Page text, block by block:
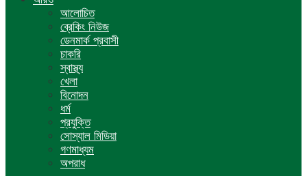
আলোচিত
ব্রেকিং নিউজ
ডেনমার্ক প্রবাসী
চাকরি
স্বাস্থ্য
খেলা
বিনোদন
ধর্ম
প্রযুক্তি
সোস্যাল মিডিয়া
গণমাধ্যম
অপরাধ